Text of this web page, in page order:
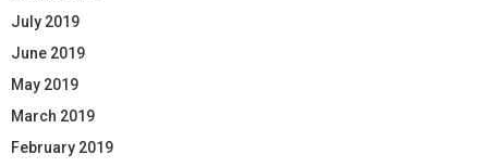
July 2019
June 2019
May 2019
March 2019
February 2019